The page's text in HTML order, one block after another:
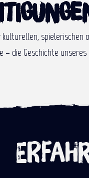
kulturellen,
die Geschichte